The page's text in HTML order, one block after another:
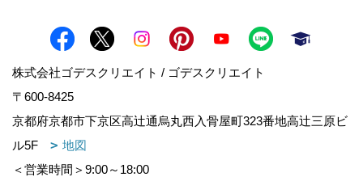
株式会社ゴデスクリエイト / ゴデスクリエイト
〒600-8425
京都府京都市下京区高辻通烏丸西入骨屋町323番地高辻三原ビ
ル5F
地図
＜営業時間＞9:00～18:00